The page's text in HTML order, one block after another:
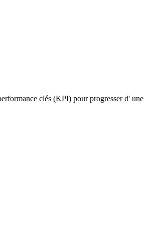
clés (KPI) pour progresser d' une